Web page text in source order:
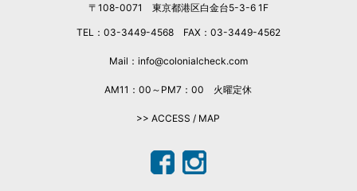
〒108-0071 東京都港区白金台5-3-6 1F
TEL：03-3449-4568 FAX：03-3449-4562
Mail：info@colonialcheck.com
AM11：00～PM7：00 火曜定休
>> ACCESS / MAP